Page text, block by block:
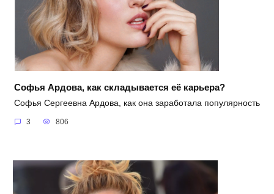
Софья Ардова, как складывается её карьера?
Софья Сергеевна Ардова, как она заработала популярность
3 806